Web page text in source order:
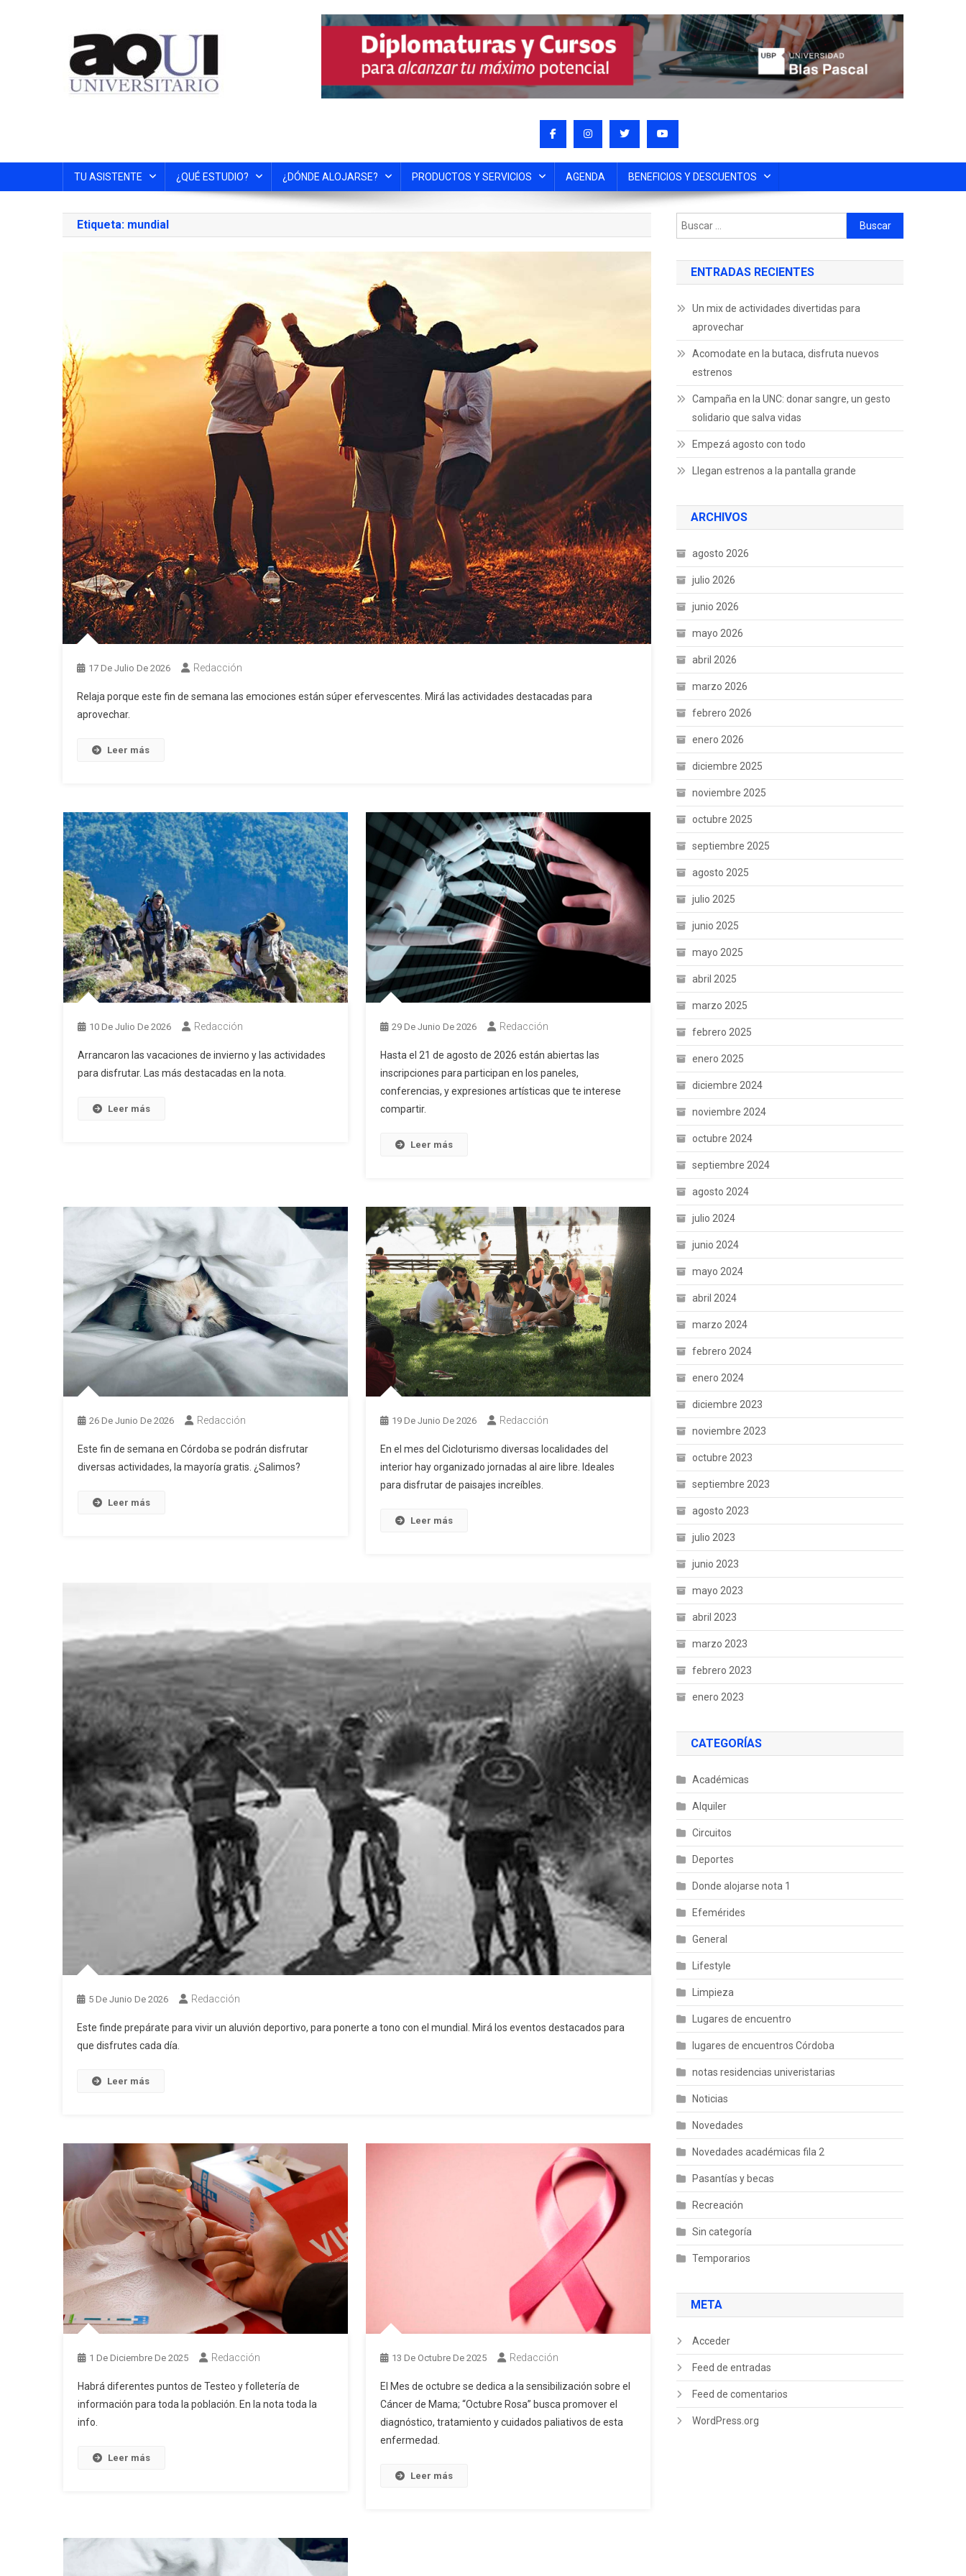
TU ASISTENTE ¿QUÉ ESTUDIO? ¿DÓNDE ALOJARSE? PRODUCTOS Y SERVICIOS AGENDA BENEFICIOS Y DESCUENTOS
Etiqueta: mundial
17 De Julio De 2026 Redacción
Relaja porque este fin de semana las emociones están súper efervescentes. Mirá las actividades destacadas para
aprovechar.
Leer más
10 De Julio De 2026 Redacción
Arrancaron las vacaciones de invierno y las actividades
para disfrutar. Las más destacadas en la nota.
Leer más
29 De Junio De 2026 Redacción
Hasta el 21 de agosto de 2026 están abiertas las
inscripciones para participan en los paneles,
conferencias, y expresiones artísticas que te interese
compartir.
Leer más
26 De Junio De 2026 Redacción
Este fin de semana en Córdoba se podrán disfrutar
diversas actividades, la mayoría gratis. ¿Salimos?
Leer más
19 De Junio De 2026 Redacción
En el mes del Cicloturismo diversas localidades del
interior hay organizado jornadas al aire libre. Ideales
para disfrutar de paisajes increíbles.
Leer más
5 De Junio De 2026 Redacción
Este finde prepárate para vivir un aluvión deportivo, para ponerte a tono con el mundial. Mirá los eventos destacados para
que disfrutes cada día.
Leer más
1 De Diciembre De 2025 Redacción
Habrá diferentes puntos de Testeo y folletería de
información para toda la población. En la nota toda la
info.
Leer más
13 De Octubre De 2025 Redacción
El Mes de octubre se dedica a la sensibilización sobre el
Cáncer de Mama; “Octubre Rosa” busca promover el
diagnóstico, tratamiento y cuidados paliativos de esta
enfermedad.
Leer más
ENTRADAS RECIENTES
Un mix de actividades divertidas para
aprovechar
Acomodate en la butaca, disfruta nuevos
estrenos
Campaña en la UNC: donar sangre, un gesto
solidario que salva vidas
Empezá agosto con todo
Llegan estrenos a la pantalla grande
ARCHIVOS
agosto 2026
julio 2026
junio 2026
mayo 2026
abril 2026
marzo 2026
febrero 2026
enero 2026
diciembre 2025
noviembre 2025
octubre 2025
septiembre 2025
agosto 2025
julio 2025
junio 2025
mayo 2025
abril 2025
marzo 2025
febrero 2025
enero 2025
diciembre 2024
noviembre 2024
octubre 2024
septiembre 2024
agosto 2024
julio 2024
junio 2024
mayo 2024
abril 2024
marzo 2024
febrero 2024
enero 2024
diciembre 2023
noviembre 2023
octubre 2023
septiembre 2023
agosto 2023
julio 2023
junio 2023
mayo 2023
abril 2023
marzo 2023
febrero 2023
enero 2023
CATEGORÍAS
Académicas
Alquiler
Circuitos
Deportes
Donde alojarse nota 1
Efemérides
General
Lifestyle
Limpieza
Lugares de encuentro
lugares de encuentros Córdoba
notas residencias univeristarias
Noticias
Novedades
Novedades académicas fila 2
Pasantías y becas
Recreación
Sin categoría
Temporarios
META
Acceder
Feed de entradas
Feed de comentarios
WordPress.org